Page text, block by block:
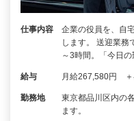
仕事内容
企業の役員を、自
します。 送迎業務
～3時間。「今日
給与 月給267,580円 ＋
勤務地
東京都品川区内の
ます。